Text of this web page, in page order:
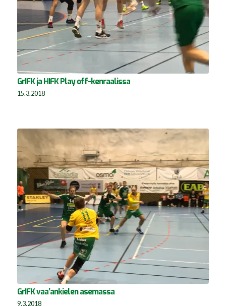
GrIFK ja HIFK Play off-kenraalissa
15.3.2018
GrIFK vaa’ankielen asemassa
9.3.2018